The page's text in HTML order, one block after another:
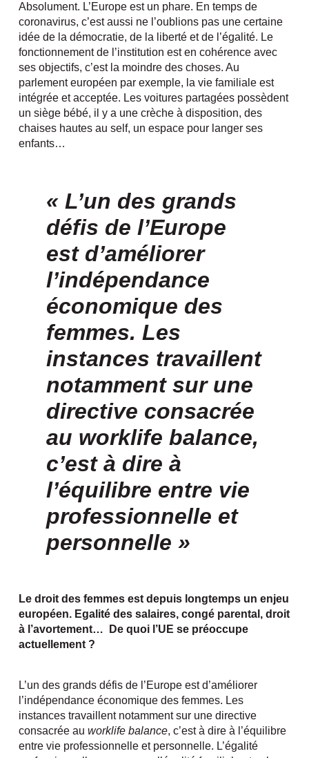
Absolument. L’Europe est un phare. En temps de
coronavirus, c’est aussi ne l’oublions pas une certaine
idée de la démocratie, de la liberté et de l’égalité. Le
fonctionnement de l’institution est en cohérence avec
ses objectifs, c’est la moindre des choses. Au
parlement européen par exemple, la vie familiale est
intégrée et acceptée. Les voitures partagées possèdent
un siège bébé, il y a une crèche à disposition, des
chaises hautes au self, un espace pour langer ses
enfants…
« L’un des grands
défis de l’Europe
est d’améliorer
l’indépendance
économique des
femmes. Les
instances travaillent
notamment sur une
directive consacrée
au worklife balance,
c’est à dire à
l’équilibre entre vie
professionnelle et
personnelle »
Le droit des femmes est depuis longtemps un enjeu
européen. Egalité des salaires, congé parental, droit
à l’avortement… De quoi l’UE se préoccupe
actuellement ?
L’un des grands défis de l’Europe est d’améliorer
l’indépendance économique des femmes. Les
instances travaillent notamment sur une directive
consacrée au worklife balance, c’est à dire à l’équilibre
entre vie professionnelle et personnelle. L’égalité